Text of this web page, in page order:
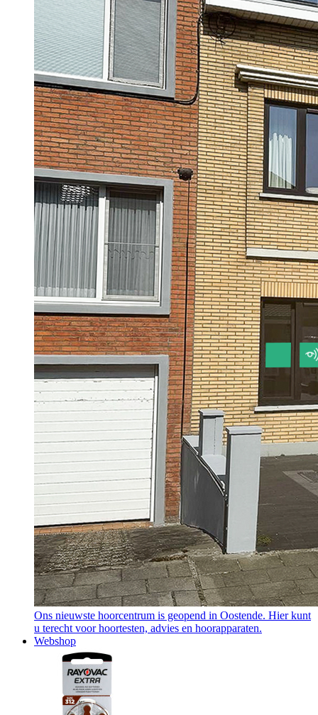
Ons nieuwste hoorcentrum is geopend in Oostende. Hier kunt
u terecht voor hoortesten, advies en hoorapparaten.
Webshop